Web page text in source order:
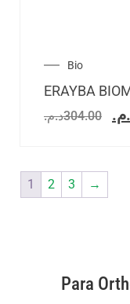
Bio
ERAYBA
304.00د.م.
1 2 3 →
Para